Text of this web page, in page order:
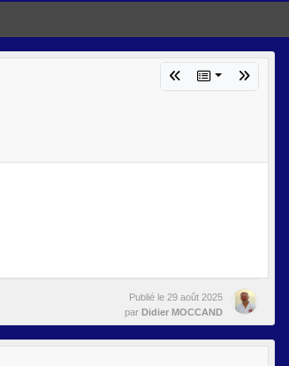
Publié le 29 août 2025
par Didier MOCCAND